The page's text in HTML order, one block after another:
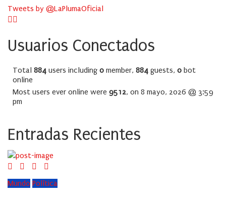
Tweets by @LaPlumaOficial
Usuarios Conectados
Total 884 users including 0 member, 884 guests, 0 bot
online
Most users ever online were 9512, on 8 mayo, 2026 @ 3:59
pm
Entradas Recientes
Mundo Política